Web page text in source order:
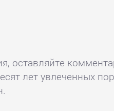
оставляйте
лет увлеченных